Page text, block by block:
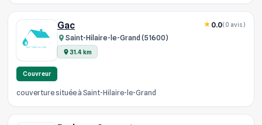
Gac
Saint-Hilaire-le-Grand (51600)
31.4 km
0.0(0 avis)
Couvreur
couverture située à Saint-Hilaire-le-Grand